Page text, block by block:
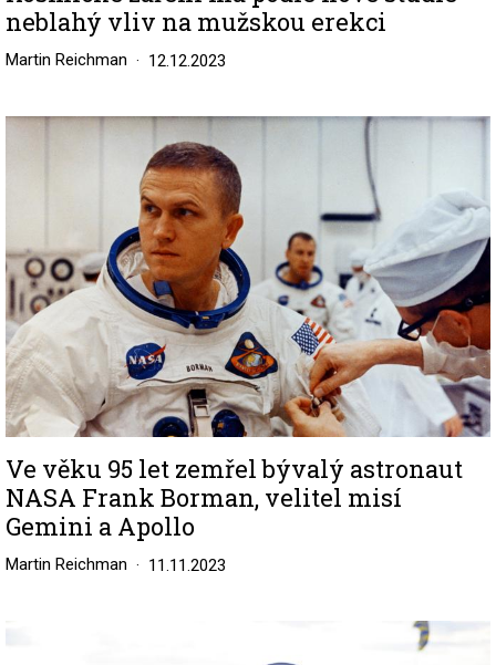
neblahý vliv na mužskou erekci
Martin Reichman 12.12.2023
Image
Ve věku 95 let zemřel bývalý astronaut
NASA Frank Borman, velitel misí
Gemini a Apollo
Martin Reichman 11.11.2023